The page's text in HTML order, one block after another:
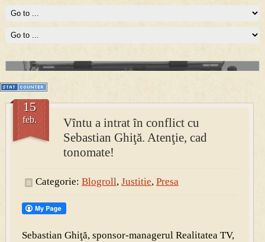
PRESA
Permise pentru vânătoarea de porci în costume, cu gulere albe
Vîntu a intrat în conflict cu
Sebastian Ghiţă. Atenţie, cad
tonomate!
15
feb.
Categorie: Blogroll, Justitie, Presa
Sebastian Ghiţă, sponsor-managerul Realitatea TV,